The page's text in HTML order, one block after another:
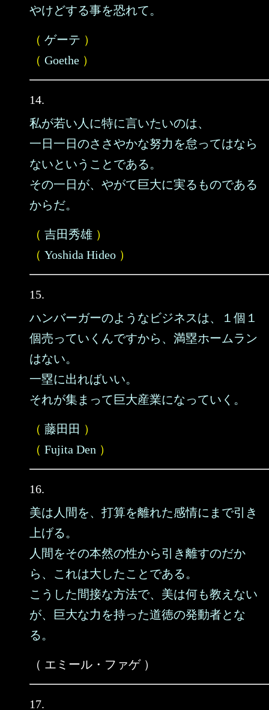
やけどする事を恐れて。
（ ゲーテ ）
（ Goethe ）
14.
私が若い人に特に言いたいのは、
一日一日のささやかな努力を怠ってはなら
ないということである。
その一日が、やがて巨大に実るものである
からだ。
（ 吉田秀雄 ）
（ Yoshida Hideo ）
15.
ハンバーガーのようなビジネスは、１個１
個売っていくんですから、満塁ホームラン
はない。
一塁に出ればいい。
それが集まって巨大産業になっていく。
（ 藤田田 ）
（ Fujita Den ）
16.
美は人間を、打算を離れた感情にまで引き
上げる。
人間をその本然の性から引き離すのだか
ら、これは大したことである。
こうした間接な方法で、美は何も教えない
が、巨大な力を持った道徳の発動者とな
る。
（ エミール・ファゲ ）
17.